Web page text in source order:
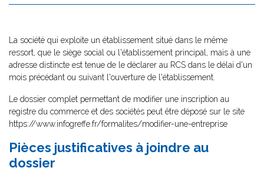
La société qui exploite un établissement situé dans le même
ressort, que le siège social ou l'établissement principal, mais à une
adresse distincte est tenue de le déclarer au RCS dans le délai d'un
mois précédant ou suivant l'ouverture de l'établissement.
Le dossier complet permettant de modifier une inscription au
registre du commerce et des sociétés peut être déposé sur le site
https://www.infogreffe.fr/formalites/modifier-une-entreprise
Pièces justificatives à joindre au
dossier